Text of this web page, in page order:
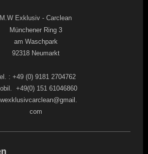
M.W Exklusiv - Carclean
Münchener Ring 3
am Waschpark
92318 Neumarkt
: +49 (0) 9181 2704762
+49(0) 151 61046860
com